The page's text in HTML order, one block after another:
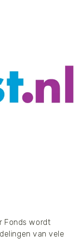
Fonds wordt
van vele